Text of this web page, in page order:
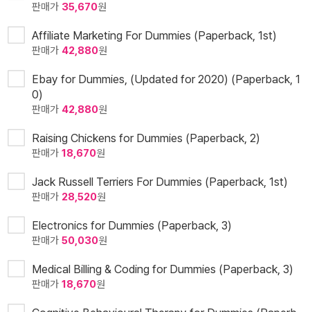
판매가 35,670원
Affiliate Marketing For Dummies (Paperback, 1st)
판매가 42,880원
Ebay for Dummies, (Updated for 2020) (Paperback, 1
0)
판매가 42,880원
Raising Chickens for Dummies (Paperback, 2)
판매가 18,670원
Jack Russell Terriers For Dummies (Paperback, 1st)
판매가 28,520원
Electronics for Dummies (Paperback, 3)
판매가 50,030원
Medical Billing & Coding for Dummies (Paperback, 3)
판매가 18,670원